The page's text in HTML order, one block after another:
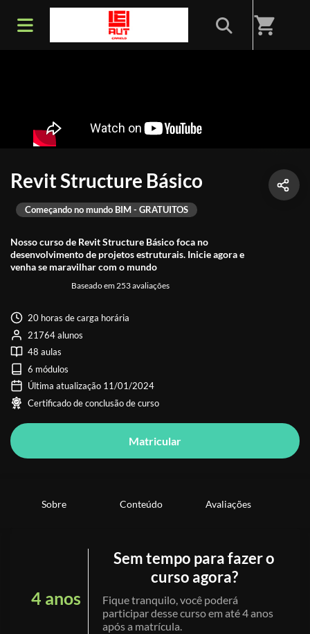
shopping_cart
Revit Structure Básico
Nosso curso de Revit Structure Básico foca no
desenvolvimento de projetos estruturais. Inicie agora e
venha se maravilhar com o mundo
Baseado em 253 avaliações
Começando no mundo BIM - GRATUITOS
20 horas de carga horária
21764 alunos
48 aulas
6 módulos
Última atualização 11/01/2024
Certificado de conclusão de curso
Matricular
Sobre Conteúdo Avaliações
4 anos
Sem tempo para fazer o
curso agora?
Fique tranquilo, você poderá
participar desse curso em até 4 anos
após a matrícula.